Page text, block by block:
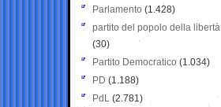
Parlamento (1.428)
partito del popolo della libertà
(30)
Partito Democratico (1.034)
PD (1.188)
PdL (2.781)